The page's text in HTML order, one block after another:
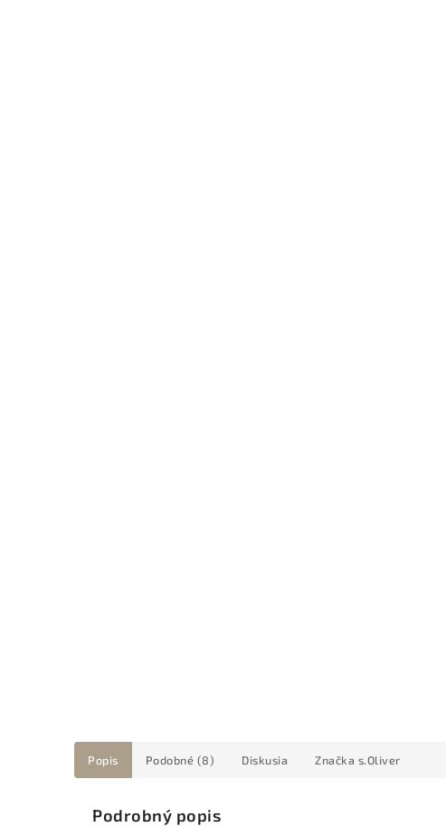
Popis Podobné (8) Diskusia Značka s.Oliver
Podrobný popis